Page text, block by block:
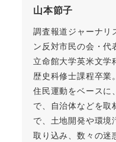
山本節子
調査報道ジャーナリ
ン反対市民の会・代
立命館大学英米文学
歴史科修士課程卒業。
住民運動をベースに
で、自治体などを取
で、土地開発や環境
取り込み、数々の迷